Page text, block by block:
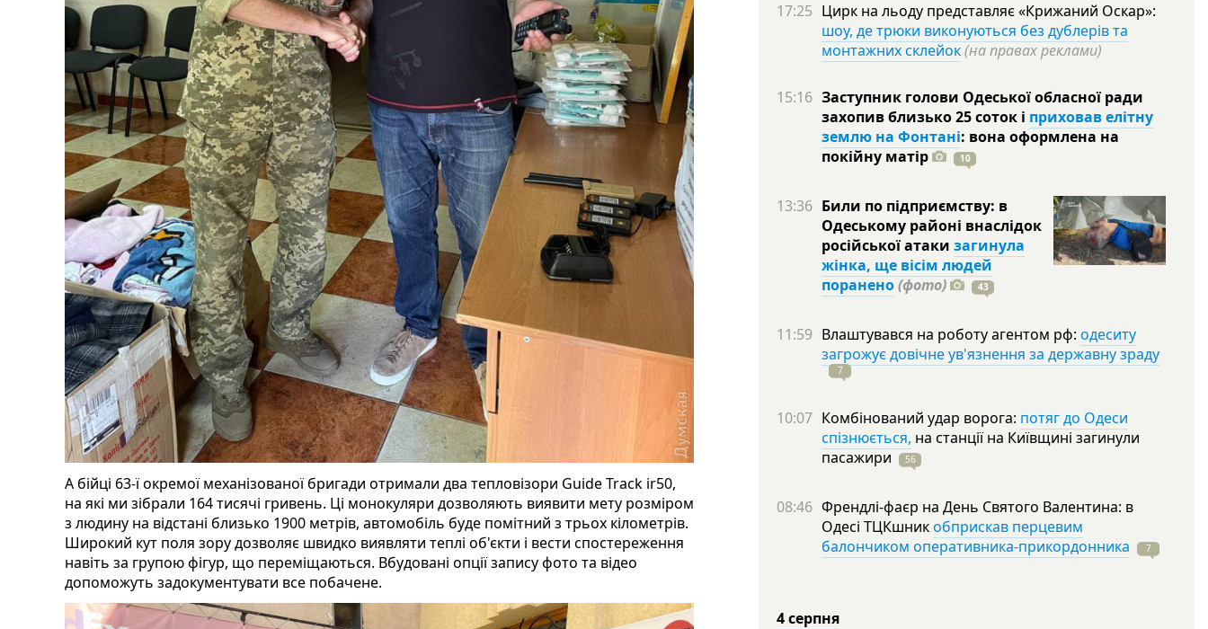
А бійці 63-ї окремої механізованої бригади отримали два тепловізори Guide Track ir50,
на які ми зібрали 164 тисячі гривень. Ці монокуляри дозволяють виявити мету розміром
з людину на відстані близько 1900 метрів, автомобіль буде помітний з трьох кілометрів.
Широкий кут поля зору дозволяє швидко виявляти теплі об'єкти і вести спостереження
навіть за групою фігур, що переміщаються. Вбудовані опції запису фото та відео
допоможуть задокументувати все побачене.
17:25 Цирк на льоду представляє «Крижаний Оскар»:
шоу, де трюки виконуються без дублерів та
монтажних склейок(на правах реклами)
15:16 Заступник голови Одеської обласної ради
захопив близько 25 соток і приховав елітну
землю на Фонтані: вона оформлена на
покійну матір 10
13:36 Били по підприємству: в
Одеському районі внаслідок
російської атаки загинула
жінка, ще вісім людей
поранено(фото) 43
11:59 Влаштувався на роботу агентом рф: одеситу
загрожує довічне ув'язнення за державну зраду
7
10:07 Комбінований удар ворога: потяг до Одеси
спізнюється, на станції на Київщині загинули
пасажири
56
08:46 Френдлі-фаєр на День Святого Валентина: в
Одесі ТЦКшникобприскав перцевим
балончиком оперативника-прикордонника
7
4 серпня